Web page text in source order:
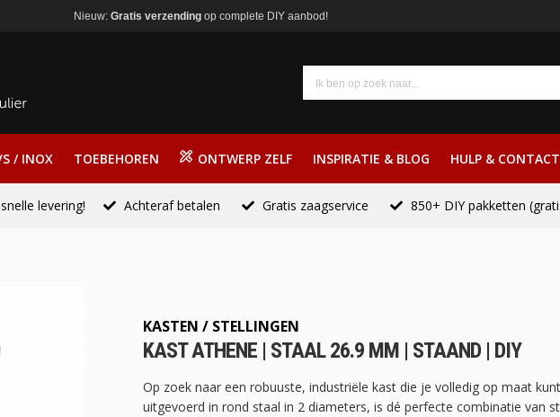
Nieuw: Gratis verzendingop complete DIY aanbod!
/ INOX TOEBEHOREN ONTWERP ZELF INSPIRATIE & BLOG HULP & CONTACT
levering! Achteraf betalen Gratis zaagservice 850+ DIY pakketten
KASTEN / STELLINGEN
KAST ATHENE | STAAL 26.9 MM | STAAND | DIY
Op zoek naar een robuuste, industriële kast die je volledig op maat
uitgevoerd in rond staal in 2 diameters, is dé perfecte combinatie van